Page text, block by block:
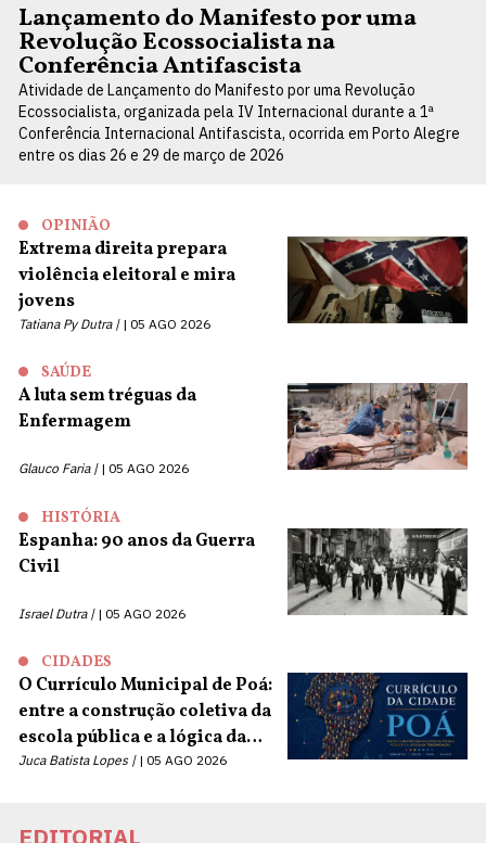
Lançamento do Manifesto por uma
Revolução Ecossocialista na
Conferência Antifascista
Atividade de Lançamento do Manifesto por uma Revolução
Ecossocialista, organizada pela IV Internacional durante a 1ª
Conferência Internacional Antifascista, ocorrida em Porto Alegre
entre os dias 26 e 29 de março de 2026
OPINIÃO
Extrema direita prepara
violência eleitoral e mira
jovens
Tatiana Py Dutra | 05 AGO 2026
SAÚDE
A luta sem tréguas da
Enfermagem
Glauco Faria | 05 AGO 2026
HISTÓRIA
Espanha: 90 anos da Guerra
Civil
Israel Dutra | 05 AGO 2026
CIDADES
O Currículo Municipal de Poá:
entre a construção coletiva da
escola pública e a lógica da
terceirização
Juca Batista Lopes | 05 AGO 2026
EDITORIAL